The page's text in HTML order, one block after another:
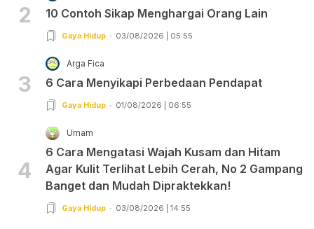
2 10 Contoh Sikap Menghargai Orang Lain
Gaya Hidup 03/08/2026 | 05:55
3
Arga Fica
6 Cara Menyikapi Perbedaan Pendapat
Gaya Hidup 01/08/2026 | 06:55
4
Umam
6 Cara Mengatasi Wajah Kusam dan Hitam
Agar Kulit Terlihat Lebih Cerah, No 2 Gampang
Banget dan Mudah Dipraktekkan!
Gaya Hidup 03/08/2026 | 14:55